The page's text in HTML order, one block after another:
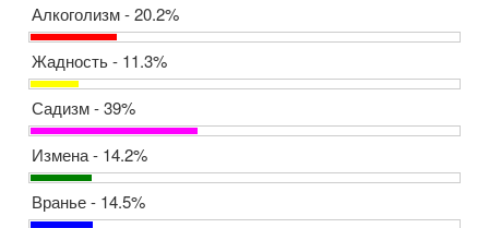
Алкоголизм - 20.2%
Жадность - 11.3%
Садизм - 39%
Измена - 14.2%
Вранье - 14.5%